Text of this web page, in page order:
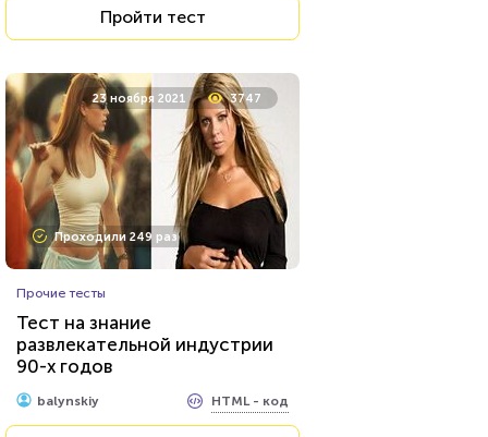
Пройти тест
23 ноября 2021 3747
Проходили 249 раз
Прочие тесты
Тест на знание
развлекательной индустрии
90-х годов
balynskiy HTML - код